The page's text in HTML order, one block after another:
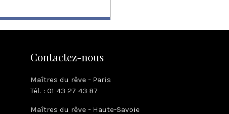
Contactez-nous
Maîtres du rêve - Paris
Tél. : 01 43 27 43 87
Maîtres du rêve - Haute-Savoie